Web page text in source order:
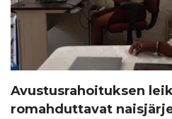
Avustusrahoituksen
romahduttavat